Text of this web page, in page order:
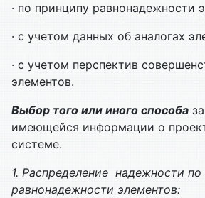
· по принципу равнонадежности
· с учетом данных об аналогах
· с учетом перспектив
элементов.
Выбор того или иного способа
имеющейся информации о
системе.
1. Распределение надежности
равнонадежности элементов: